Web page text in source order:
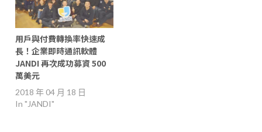
用戶與付費轉換率快速成
長！企業即時通訊軟體
JANDI 再次成功募資 500
萬美元
2018 年 04 月 18 日
In "JANDI"